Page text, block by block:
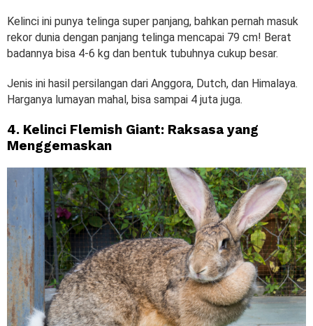
Kelinci ini punya telinga super panjang, bahkan pernah masuk
rekor dunia dengan panjang telinga mencapai 79 cm! Berat
badannya bisa 4-6 kg dan bentuk tubuhnya cukup besar.
Jenis ini hasil persilangan dari Anggora, Dutch, dan Himalaya.
Harganya lumayan mahal, bisa sampai 4 juta juga.
4. Kelinci Flemish Giant: Raksasa yang
Menggemaskan